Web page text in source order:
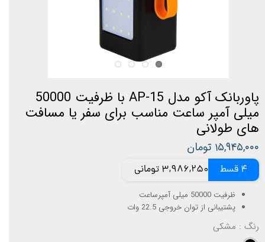
پاوربانک آکو مدل AP-15 با ظرفیت 50000
میلی آمپر ساعت مناسب برای سفر یا مسافت
های طولانی
۱۵,۹۴۵,۰۰۰ تومان
4 قسط 3,986,250 تومانی
ظرفیت 50000 میلی آمپرساعت
پشتیبانی از توان خروجی 22.5 وات
رنگ : مشکی